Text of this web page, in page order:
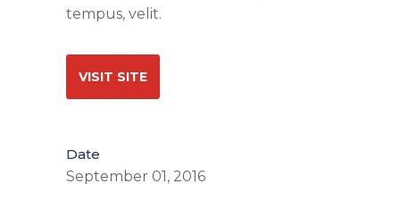
tempus, velit.
VISIT SITE
Date
September 01, 2016